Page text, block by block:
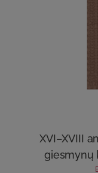
XVI–XVIII
giesmynų